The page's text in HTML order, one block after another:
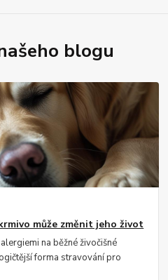
blogu
může změnit jeho život
na běžné živočišné
forma stravování pro